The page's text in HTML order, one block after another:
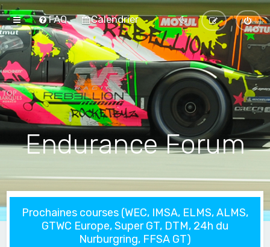
FAQ Calendrier
Endurance Forum
Prochaines courses (WEC, IMSA, ELMS, ALMS,
GTWC Europe, Super GT, DTM, 24h du
Nurburgring, FFSA GT)